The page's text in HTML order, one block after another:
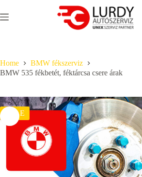
to
content
Home
BMW fékszerviz
BMW 535 fékbetét, féktárcsa csere árak
SALE